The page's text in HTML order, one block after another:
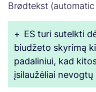
Brødtekst
+ ES turi sutelkti
biudžeto skyrimą
padaliniui, kad
įsilaužėliai